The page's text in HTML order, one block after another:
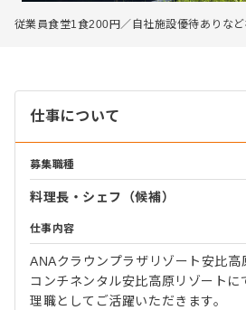
従業員食堂1食200円／自社施設優待ありなど
仕事について
募集職種
料理長・シェフ（候補）
仕事内容
ANAクラウンプラザリゾート安比高
コンチネンタル安比高原リゾートに
理職としてご活躍いただきます。